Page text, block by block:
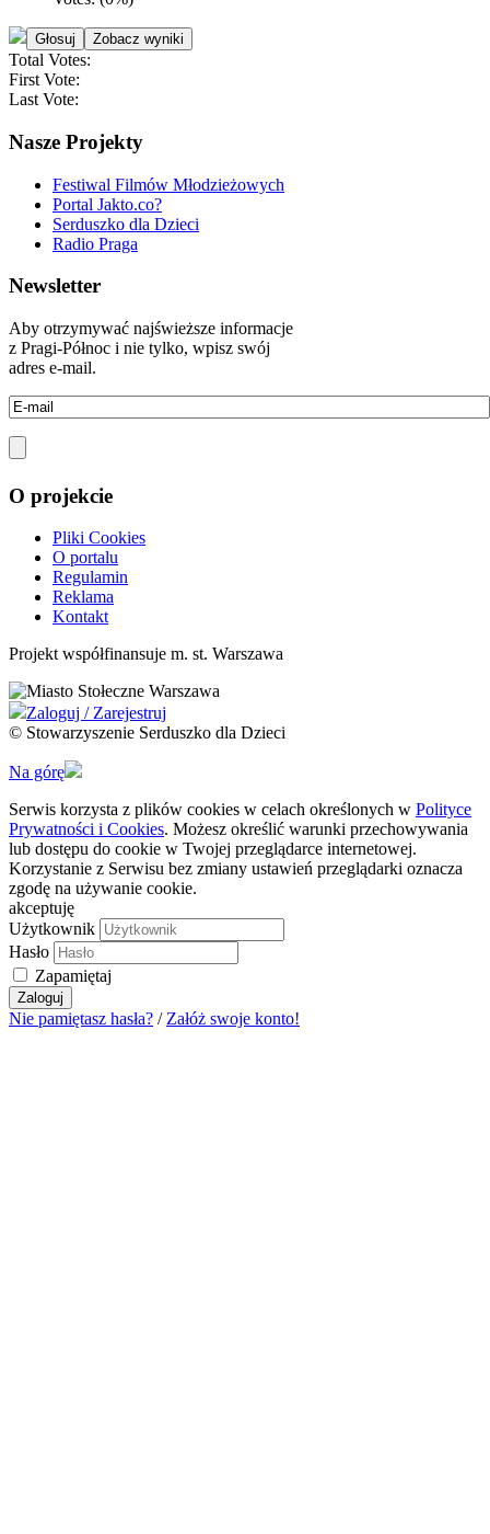
Total Votes:
First Vote:
Last Vote:
Nasze Projekty
Festiwal Filmów Młodzieżowych
Portal Jakto.co?
Serduszko dla Dzieci
Radio Praga
Newsletter
Aby otrzymywać najświeższe informacje
z Pragi-Północ i nie tylko, wpisz swój
adres e-mail.
O projekcie
Pliki Cookies
O portalu
Regulamin
Reklama
Kontakt
Projekt współfinansuje m. st. Warszawa
Zaloguj / Zarejestruj
© Stowarzyszenie Serduszko dla Dzieci
Na górę
Serwis korzysta z plików cookies w celach określonych w Polityce
Prywatności i Cookies. Możesz określić warunki przechowywania
lub dostępu do cookie w Twojej przeglądarce internetowej.
Korzystanie z Serwisu bez zmiany ustawień przeglądarki oznacza
zgodę na używanie cookie.
akceptuję
Użytkownik
Hasło
Zapamiętaj
Zaloguj
Nie pamiętasz hasła? / Załóż swoje konto!